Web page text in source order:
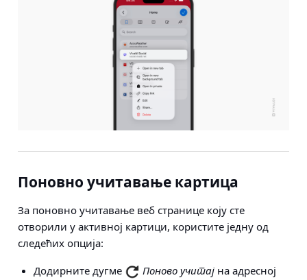
Поновно учитавање картица
За поновно учитавање веб странице коју сте
отворили у активној картици, користите једну од
следећих опција:
Додирните дугме
Поново учитајна адресној